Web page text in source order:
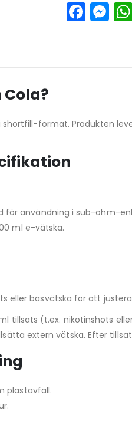
Cola?
shortfill-format. Produkten
för användning i sub-ohm-
ml e-vätska.
eller basvätska för att
tillsats (t.ex. nikotinshots
extern vätska. Efter
plastavfall.